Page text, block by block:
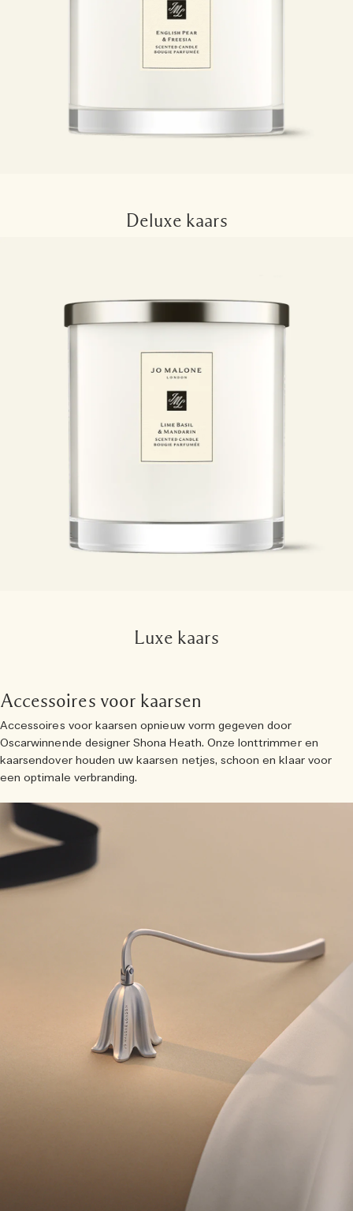
Deluxe kaars
Luxe kaars
Accessoires voor kaarsen
Accessoires voor kaarsen opnieuw vorm gegeven door
Oscarwinnende designer Shona Heath. Onze lonttrimmer en
kaarsendover houden uw kaarsen netjes, schoon en klaar voor
een optimale verbranding.